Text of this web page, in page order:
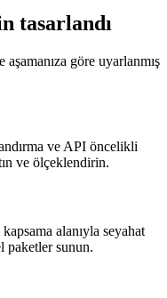
tasarlandı
göre uyarlanmış
ve API öncelikli
ve ölçeklendirin.
alanıyla seyahat
paketler sunun.